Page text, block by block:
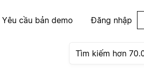
Yêu cầu bản demo Đăng nhập